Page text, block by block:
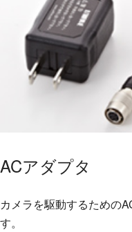
ACアダプタ
カメラを駆動するための
す。